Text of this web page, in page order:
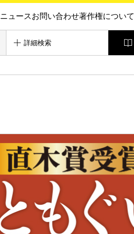
ニュースお問い合わせ著作権について
詳細検索